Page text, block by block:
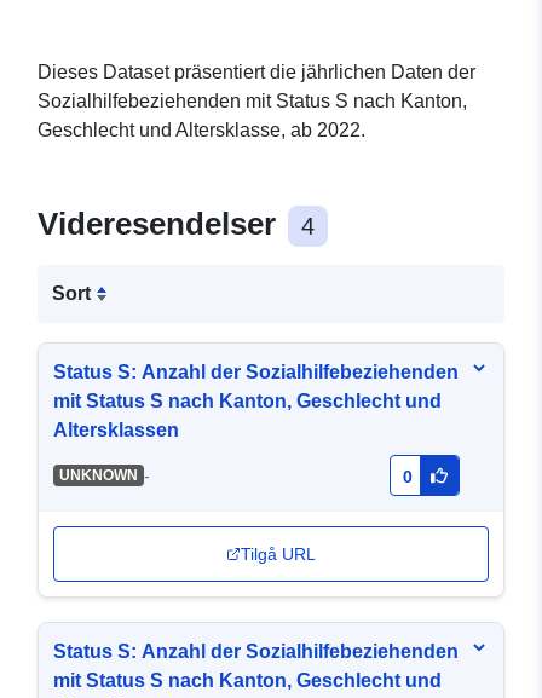
Dieses Dataset präsentiert die jährlichen Daten der
Sozialhilfebeziehenden mit Status S nach Kanton,
Geschlecht und Altersklasse, ab 2022.
Videresendelser 4
Sort
Status S: Anzahl der Sozialhilfebeziehenden
mit Status S nach Kanton, Geschlecht und
Altersklassen
UNKNOWN - 0
Tilgå URL
Status S: Anzahl der Sozialhilfebeziehenden
mit Status S nach Kanton, Geschlecht und